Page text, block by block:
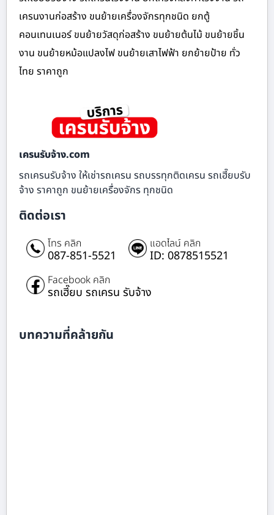
เครนงานก่อสร้าง ขนย้ายเครื่องจักรทุกชนิด ยกตู้
คอนเทนเนอร์ ขนย้ายวัสดุก่อสร้าง ขนย้ายต้นไม้ ขนย้ายชิ้น
งาน ขนย้ายหม้อแปลงไฟ ขนย้ายเสาไฟฟ้า ยกย้ายป้าย ทั่ว
ไทย ราคาถูก
เครนรับจ้าง.com
รถเครนรับจ้าง ให้เช่ารถเครน รถบรรทุกติดเครน รถเฮี๊ยบรับ
จ้าง ราคาถูก ขนย้ายเครื่องจักร ทุกชนิด
ติดต่อเรา
โทร คลิก
087-851-5521
แอดไลน์ คลิก
ID: 0878515521
Facebook คลิก
รถเฮี๊ยบ รถเครน รับจ้าง
บทความที่คล้ายกัน